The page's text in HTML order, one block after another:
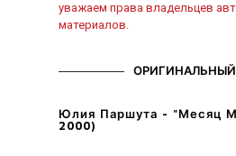
уважаем права владельцев
материалов.
ОРИГИНАЛЬНЫЙ
Юлия Паршута - "Месяц
2000)